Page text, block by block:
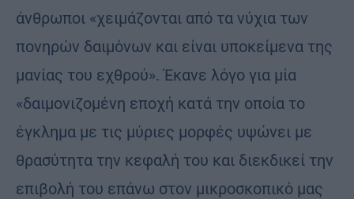
άνθρωποι «χειμάζονται από τα νύχια των
πονηρών δαιμόνων και είναι υποκείμενα της
μανίας του εχθρού». Έκανε λόγο για μία
«δαιμονιζομένη εποχή κατά την οποία το
έγκλημα με τις μύριες μορφές υψώνει με
θρασύτητα την κεφαλή του και διεκδικεί την
επιβολή του επάνω στον μικροσκοπικό μας